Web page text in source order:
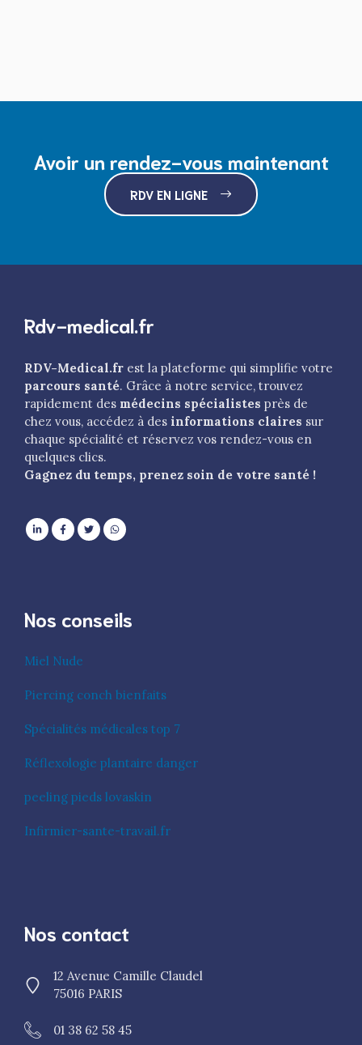
Avoir un rendez-vous maintenant
RDV EN LIGNE
Rdv-medical.fr
RDV-Medical.fr est la plateforme qui simplifie votre
parcours santé. Grâce à notre service, trouvez
rapidement des médecins spécialistes près de
chez vous, accédez à des informations claires sur
chaque spécialité et réservez vos rendez-vous en
quelques clics.
Gagnez du temps, prenez soin de votre santé !
Nos conseils
Miel Nude
Piercing conch bienfaits
Spécialités médicales top 7
Réflexologie plantaire danger
peeling pieds lovaskin
Infirmier-sante-travail.fr
Nos contact
12 Avenue Camille Claudel
75016 PARIS
01 38 62 58 45